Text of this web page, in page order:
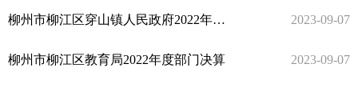
柳州市柳江区穿山镇人民政府2022年度部门决算 2023-09-07
柳州市柳江区教育局2022年度部门决算 2023-09-07